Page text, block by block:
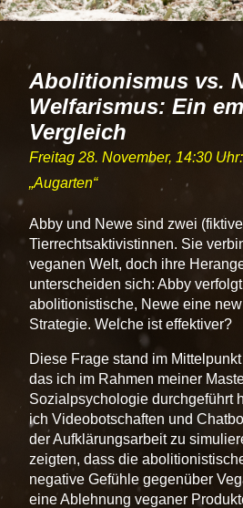
Abolitionismus vs.
Welfarismus: Ein
Vergleich
Freitag 28. November, 14:30
Augarten
Abby und Newe sind zwei
Tierrechtsaktivistinnen. Sie
veganen Welt, doch ihre
unterscheiden sich: Abby
abolitionistische, Newe eine
Strategie. Welche ist effektiver?
Diese Frage stand im
das ich im Rahmen meiner
Sozialpsychologie durchgeführt
ich Videobotschaften und
der Aufklärungsarbeit zu
zeigten, dass die
negative Gefühle gegenüber
eine Ablehnung veganer